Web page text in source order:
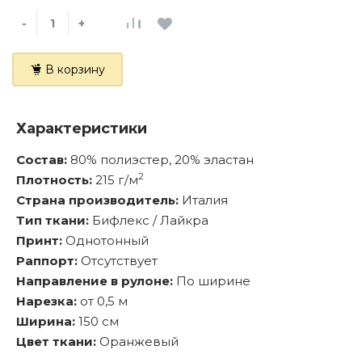
- +
В корзину
Характеристики
Состав: 80% полиэстер, 20% эластан
Плотность: 215 г/м2
Страна производитель: Италия
Тип ткани: Бифлекс / Лайкра
Принт: Однотонный
Раппорт: Отсутствует
Направление в рулоне: По ширине
Нарезка: от 0,5 м
Ширина: 150 см
Цвет ткани: Оранжевый